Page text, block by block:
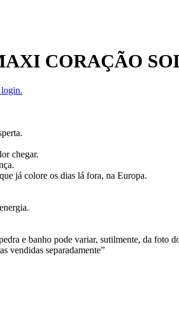
CORAÇÃO
login.
chegar.
já colore os dias lá fora, na Europa.
e banho pode variar, sutilmente, da foto
vendidas separadamente”